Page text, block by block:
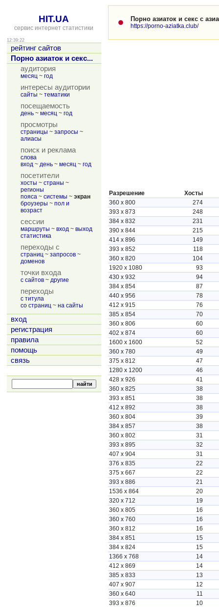
HIT.UA
сервис интернет статистики
12:39:23
рейтинг сайтов
Порно азиаток и секс...
аудитория
месяц ~ год
интересы аудитории
сайты ~ тематики
посещаемость
день ~ месяц ~ год
просмотры
страницы ~ запросы ~
алиасы
поиск и реклама
слова
вход ~ день ~ месяц ~ год
посетители
хосты ~ страны ~
регионы
пояса ~ системы ~ экран
броузеры ~ пол и
возраст
сессии
маршруты ~ вход ~ выход
статистика
переходы с
страниц ~ запросов ~
доменов
точки входа
с сайтов ~ другие
переходы
с титула
со страниц ~ на сайты
вход
регистрация
правила
помощь
связь
Порно азиаток и секс с
https://porno-aziatka.club/
Разрешение
Хосты
360 x 800
274
393 x 873
248
384 x 832
231
390 x 844
215
414 x 896
149
393 x 852
118
360 x 820
104
1920 x 1080
93
430 x 932
94
384 x 854
87
440 x 956
78
412 x 915
76
385 x 854
70
360 x 806
60
402 x 874
60
1600 x 1600
52
360 x 780
49
375 x 812
47
1280 x 1200
46
428 x 926
41
360 x 825
38
393 x 851
38
412 x 892
38
360 x 804
39
384 x 857
38
360 x 802
31
393 x 895
32
407 x 904
31
376 x 835
22
375 x 667
22
393 x 886
21
1536 x 864
20
320 x 712
19
360 x 805
16
360 x 760
16
360 x 812
16
384 x 851
15
384 x 824
15
1366 x 768
14
412 x 869
14
385 x 833
13
407 x 907
12
360 x 640
11
393 x 876
10